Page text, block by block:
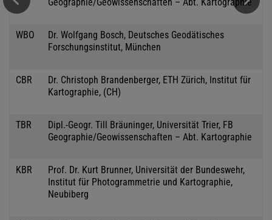
WBO
Dr. Wolfgang Bosch, Deutsches Geodätisches
Forschungsinstitut, München
CBR
Dr. Christoph Brandenberger, ETH Zürich, Institut für
Kartographie, (CH)
TBR
Dipl.-Geogr. Till Bräuninger, Universität Trier, FB
Geographie/Geowissenschaften – Abt. Kartographie
KBR
Prof. Dr. Kurt Brunner, Universität der Bundeswehr,
Institut für Photogrammetrie und Kartographie,
Neubiberg